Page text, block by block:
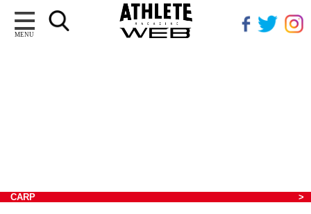
MENU
CARP